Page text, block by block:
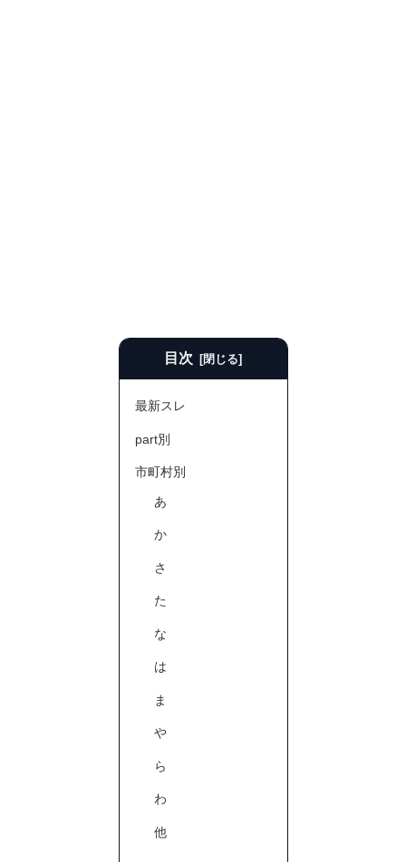
目次
最新スレ
part別
市町村別
あ
か
さ
た
な
は
ま
や
ら
わ
他